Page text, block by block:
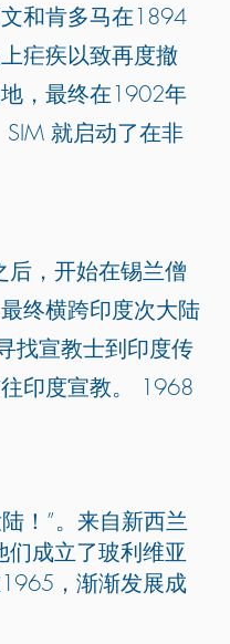
和肯多马在1894
疟疾以致再度撤
，最终在1902年
就启动了在非
，开始在锡兰僧
终横跨印度次大陆
找宣教士到印度传
印度宣教。 1968
！”。来自新西兰
成立了玻利维亚
，渐渐发展成